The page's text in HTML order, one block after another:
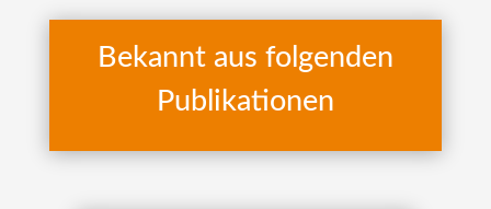
Bekannt aus folgenden
Publikationen